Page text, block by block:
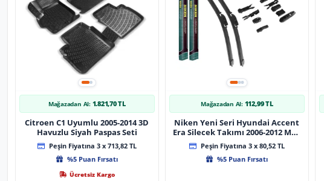
Mağazadan Al: 1.821,70 TL
Citroen C1 Uyumlu 2005-2014 3D
Havuzlu Siyah Paspas Seti
Peşin Fiyatına 3 x 713,82 TL
%5 Puan Fırsatı
Ücretsiz Kargo
Mağazadan Al: 112,99 TL
Niken Yeni Seri Hyundai Accent
Era Silecek Takımı 2006-2012 Muz
Tip Silecek Aparatlı
Peşin Fiyatına 3 x 80,52 TL
%5 Puan Fırsatı